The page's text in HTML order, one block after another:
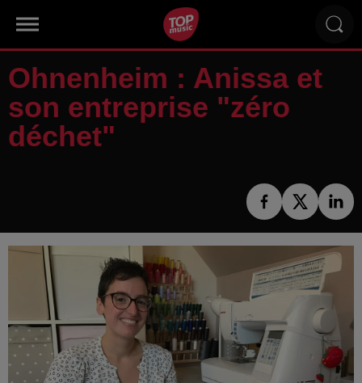
Ohnenheim : Anissa et
son entreprise "zéro
déchet"